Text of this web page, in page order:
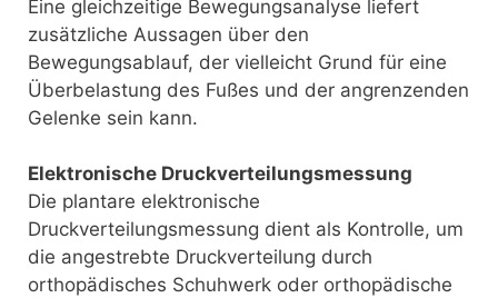
Eine gleichzeitige Bewegungsanalyse liefert
zusätzliche Aussagen über den
Bewegungsablauf, der vielleicht Grund für eine
Überbelastung des Fußes und der angrenzenden
Gelenke sein kann.
Elektronische Druckverteilungsmessung
Die plantare elektronische
Druckverteilungsmessung dient als Kontrolle, um
die angestrebte Druckverteilung durch
orthopädisches Schuhwerk oder orthopädische